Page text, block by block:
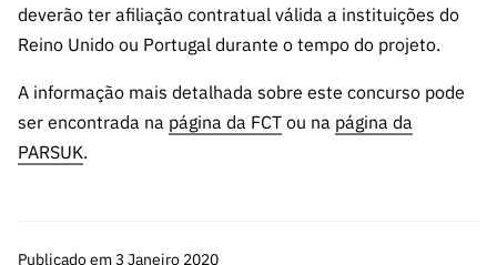
Canais de
Denúncia
Apoios
PRR –
deverão ter afiliação contratual válida a instituições do
Reino Unido ou Portugal durante o tempo do projeto.
A informação mais detalhada sobre este concurso pode
ser encontrada na página da FCT ou na página da
PARSUK.
Publicado em 3 Janeiro 2020